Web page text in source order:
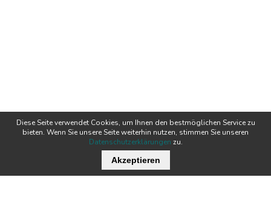
Diese Seite verwendet Cookies, um Ihnen den bestmöglichen Service zu
bieten. Wenn Sie unsere Seite weiterhin nutzen, stimmen Sie unseren
Datenschutzerklärungen zu.
Akzeptieren